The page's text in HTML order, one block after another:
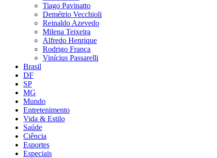
Tiago Pavinatto
Demétrio Vecchioli
Reinaldo Azevedo
Milena Teixeira
Alfredo Henrique
Rodrigo França
Vinícius Passarelli
Brasil
DF
SP
MG
Mundo
Entretenimento
Vida & Estilo
Saúde
Ciência
Esportes
Especiais